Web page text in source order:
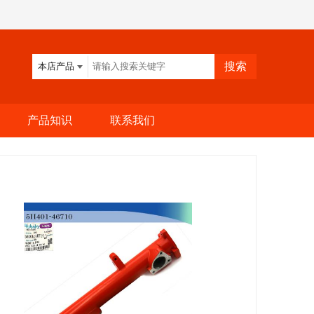
本店产品
产品知识 联系我们